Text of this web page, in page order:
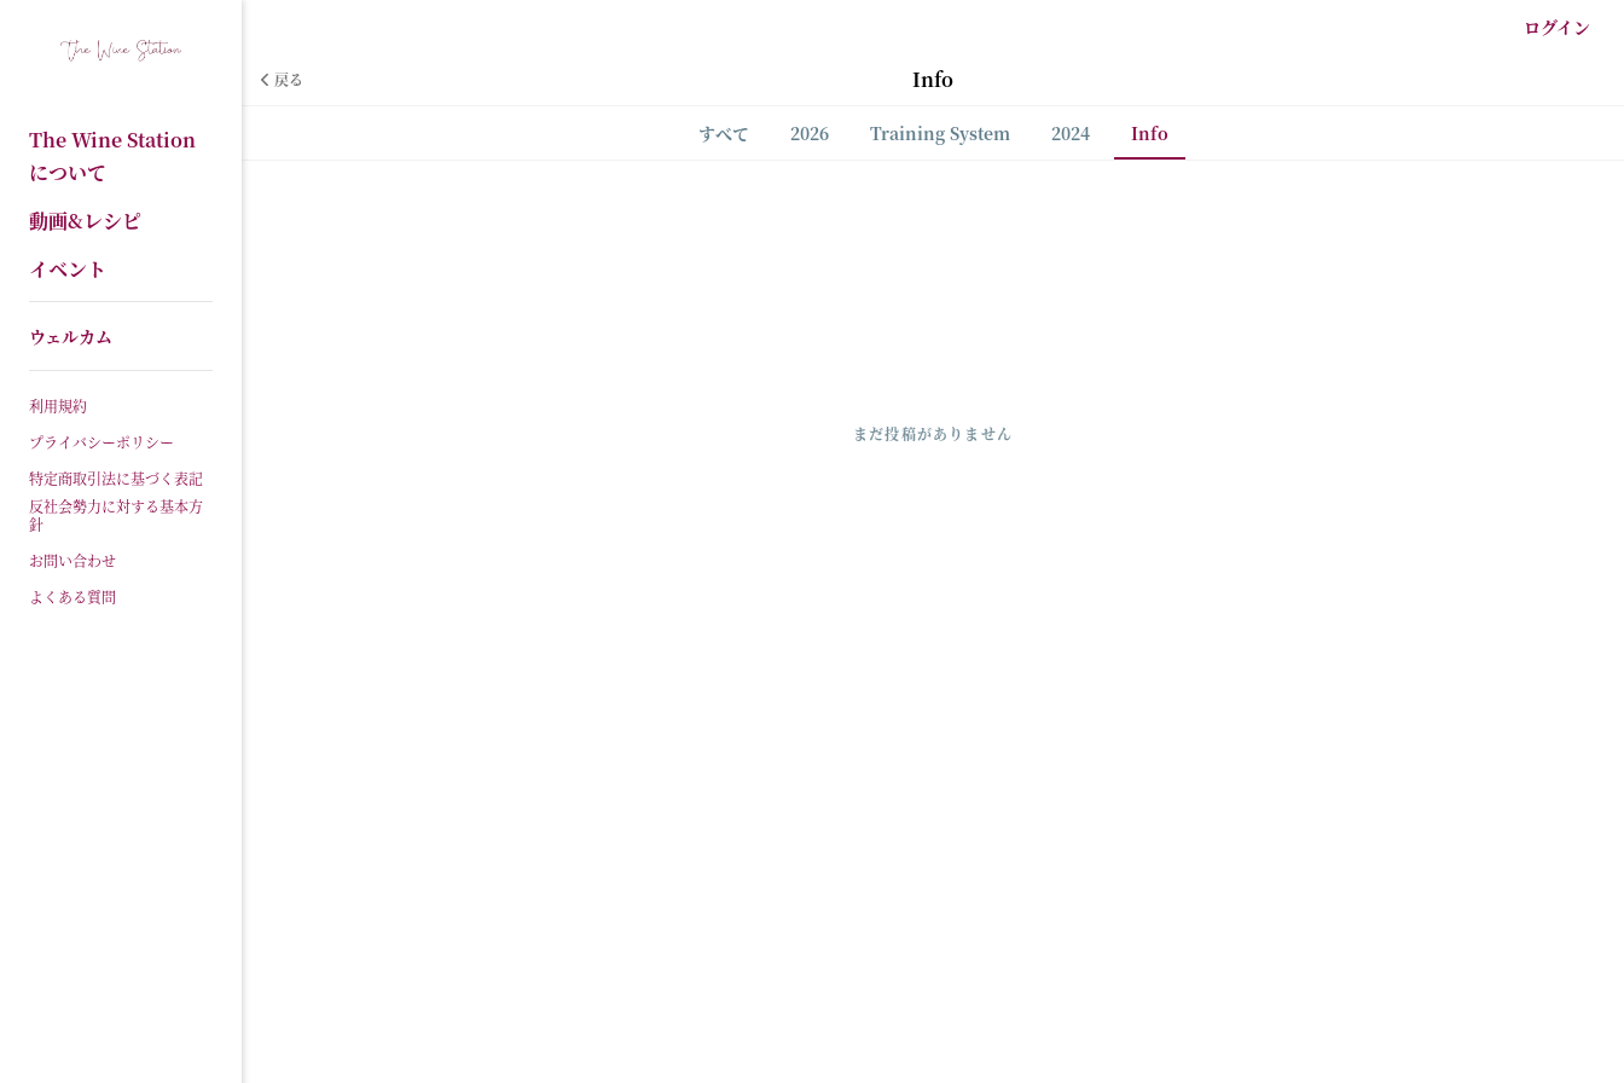
ログイン
The Wine Station
について
動画&レシピ
イベント
ウェルカム
利用規約
プライバシーポリシー
特定商取引法に基づく表記
反社会勢力に対する基本方
針
お問い合わせ
よくある質問
戻る Info
すべて 2026 Training System 2024 Info
まだ投稿がありません